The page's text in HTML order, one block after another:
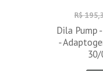
R$
Dila Pump
-